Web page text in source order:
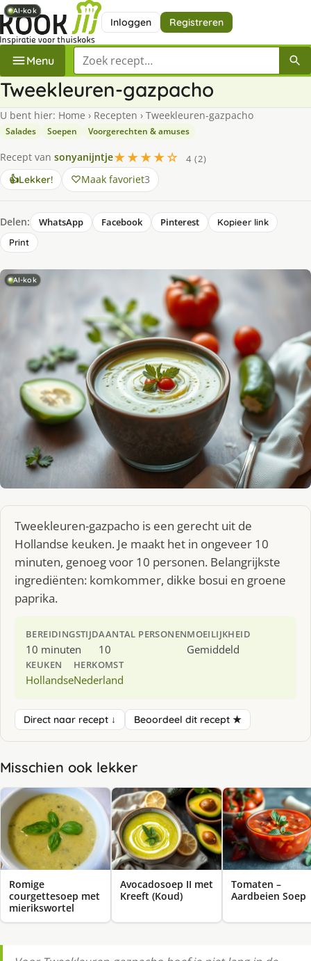
Inloggen Registreren
Menu Zoek een recept
Tweekleuren-gazpacho
U bent hier: Home › Recepten › Tweekleuren-gazpacho
Salades Soepen Voorgerechten & amuses
Recept van sonyanijntje★★★★☆
4 (2)
👍Lekker! Maak favoriet3
Delen: WhatsApp Facebook Pinterest
Kopieer link
Print
AI-kok
Tweekleuren-gazpacho is een gerecht uit de
Hollandse keuken. Je maakt het in ongeveer 10
minuten, genoeg voor 10 personen. Belangrijkste
ingrediënten: komkommer, dikke bosui en groene
paprika.
BEREIDINGSTIJD
10 minuten
AANTAL PERSONEN
10
MOEILIJKHEID
Gemiddeld
KEUKEN
Hollandse
HERKOMST
Nederland
Direct naar recept ↓ Beoordeel dit recept ★
Misschien ook lekker
Romige
courgettesoep met
mierikswortel
AI-kok
Avocadosoep II met
Kreeft (Koud)
AI-kok
Tomaten –
Aardbeien Soep
AI-kok